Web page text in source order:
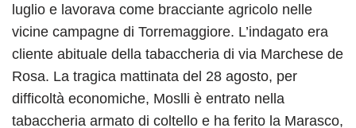
luglio e lavorava come bracciante agricolo nelle
vicine campagne di Torremaggiore. L’indagato era
cliente abituale della tabaccheria di via Marchese de
Rosa. La tragica mattinata del 28 agosto, per
difficoltà economiche, Moslli è entrato nella
tabaccheria armato di coltello e ha ferito la Marasco,